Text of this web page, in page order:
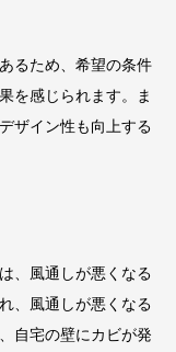
るため、希望の条件
を感じられます。ま
ザイン性も向上する
、風通しが悪くなる
、風通しが悪くなる
自宅の壁にカビが発